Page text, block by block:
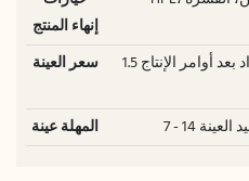
إنهاء المنتج
سعر العينة
1.5 مرة سعر المصنع، قابلة للاسترداد بعد أوامر الإنتاج
المهلة عينة